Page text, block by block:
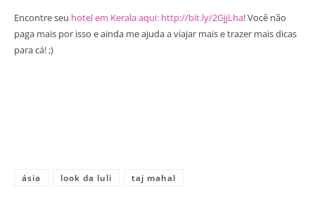
Encontre seu hotel em Kerala aqui: http://bit.ly/2GjjLha! Você não
paga mais por isso e ainda me ajuda a viajar mais e trazer mais dicas
para cá! ;)
ásia look da luli taj mahal